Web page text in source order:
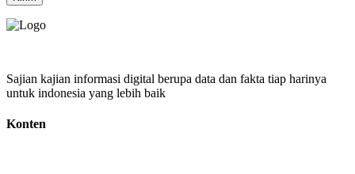
Sajian kajian informasi digital berupa data dan fakta tiap harinya
untuk indonesia yang lebih baik
Konten